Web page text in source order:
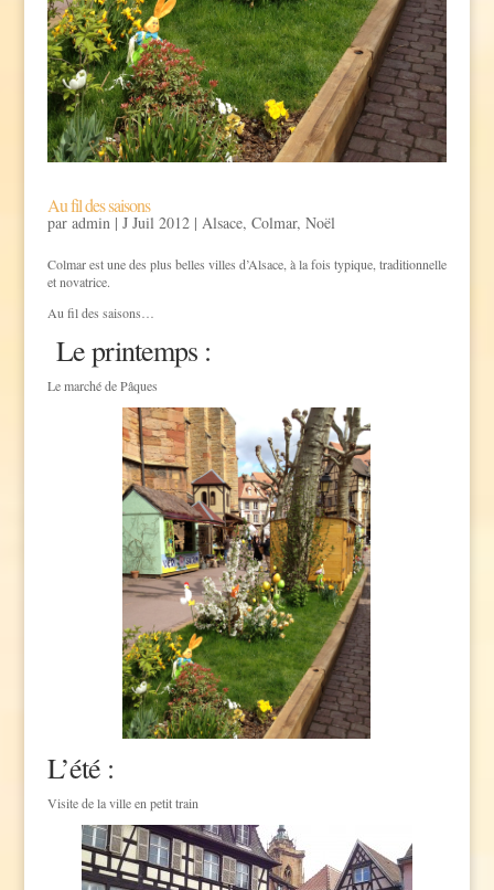
Au fil des saisons
par admin| J Juil 2012| Alsace, Colmar, Noël
Colmar est une des plus belles villes d’Alsace, à la fois typique, traditionnelle
et novatrice.
Au fil des saisons…
Le printemps :
Le marché de Pâques
L’été :
Visite de la ville en petit train